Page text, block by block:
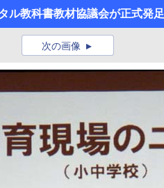
ル教科書教材協議会が正式発足
次の画像